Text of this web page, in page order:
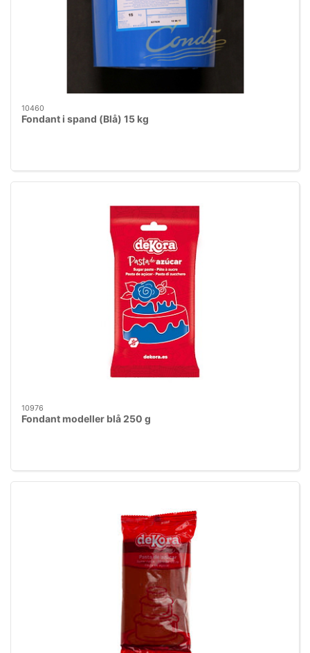
10460
Fondant i spand (Blå) 15 kg
10976
Fondant modeller blå 250 g